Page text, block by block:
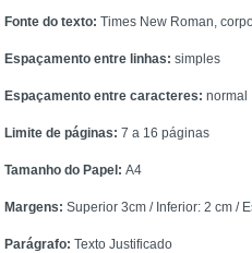
Fonte do texto: Times New Roman,
Espaçamento entre linhas: simples
Espaçamento entre caracteres: normal
Limite de páginas: 7 a 16 páginas
Tamanho do Papel: A4
Margens: Superior 3cm / Inferior: 2 cm /
Parágrafo: Texto Justificado